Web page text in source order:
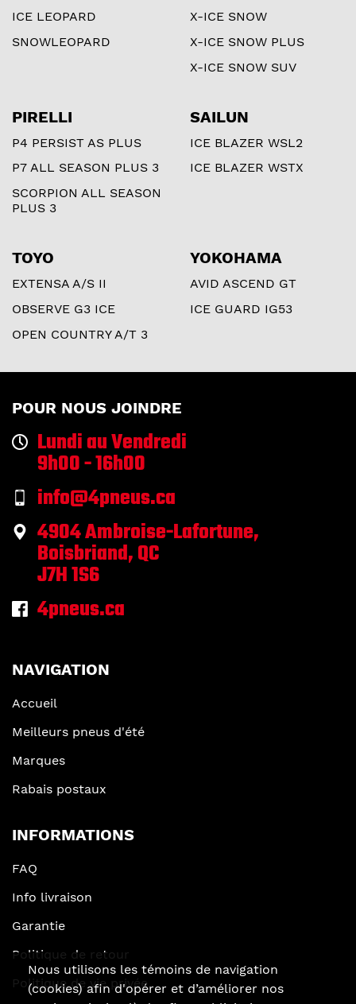
ICE LEOPARD
SNOWLEOPARD
X-ICE SNOW
X-ICE SNOW PLUS
X-ICE SNOW SUV
PIRELLI
P4 PERSIST AS PLUS
P7 ALL SEASON PLUS 3
SCORPION ALL SEASON
PLUS 3
SAILUN
ICE BLAZER WSL2
ICE BLAZER WSTX
TOYO
EXTENSA A/S II
OBSERVE G3 ICE
OPEN COUNTRY A/T 3
YOKOHAMA
AVID ASCEND GT
ICE GUARD IG53
POUR NOUS JOINDRE
Lundi au Vendredi
9h00 - 16h00
info@4pneus.ca
4904 Ambroise-Lafortune,
Boisbriand, QC
J7H 1S6
4pneus.ca
NAVIGATION
Accueil
Meilleurs pneus d'été
Marques
Rabais postaux
INFORMATIONS
FAQ
Info livraison
Garantie
Politique de retour
Politique de vie privée
Nous utilisons les témoins de navigation
(cookies) afin d'opérer et d’améliorer nos